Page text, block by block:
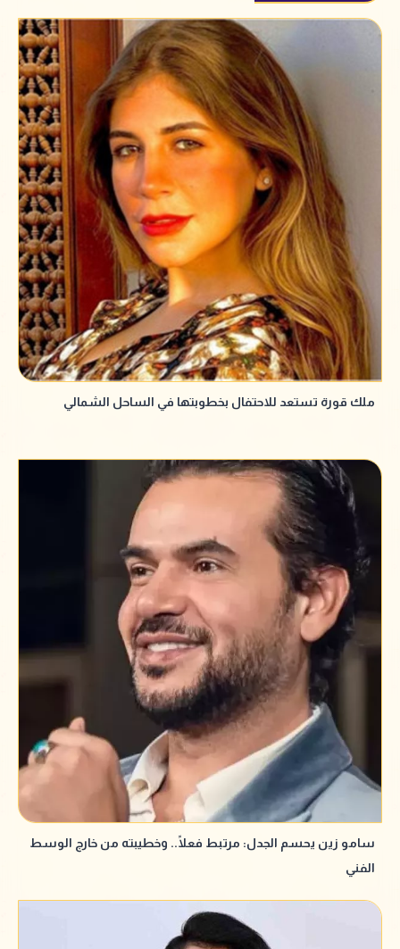
ملك قورة تستعد للاحتفال بخطوبتها في الساحل الشمالي
سامو زين يحسم الجدل: مرتبط فعلًا.. وخطيبته من خارج الوسط
الفني